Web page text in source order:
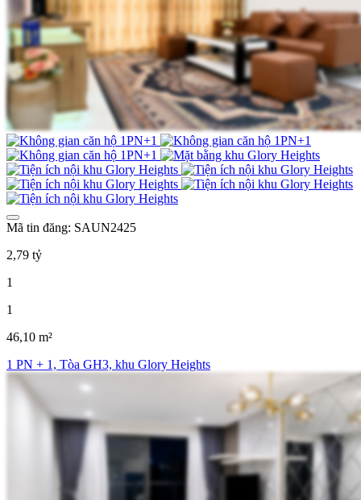
Mã tin đăng: SAUN2425
2,79 tỷ
1
1
46,10 m²
1 PN + 1, Tòa GH3, khu Glory Heights